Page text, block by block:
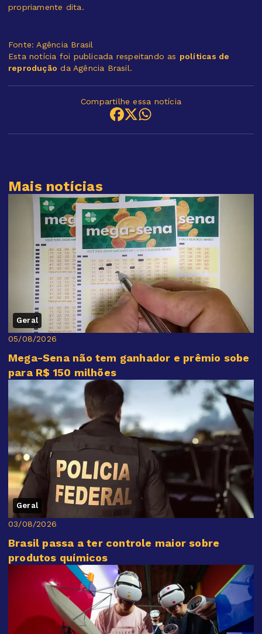
propriamente dita.
Fonte: Agência Brasil
Esta notícia foi publicada respeitando as políticas de
reprodução da Agência Brasil.
Compartilhe essa notícia
Mais notícias
Geral
05/08/2026
Mega-Sena não tem ganhador e prêmio sobe
para R$ 150 milhões
Geral
03/08/2026
Brasil passa a ter controle maior sobre
produtos químicos